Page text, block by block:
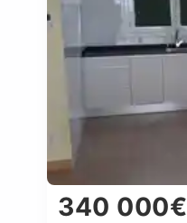
340 000€